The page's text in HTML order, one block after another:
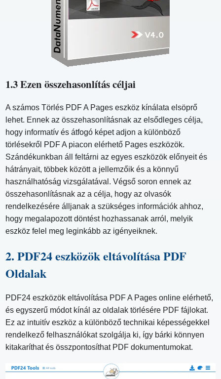
1.3 Ezen összehasonlítás céljai
A számos Törlés PDF A Pages eszköz kínálata elsöprő
lehet. Ennek az összehasonlításnak az elsődleges célja,
hogy informatív és átfogó képet adjon a különböző
törlésekről PDF A piacon elérhető Pages eszközök.
Szándékunkban áll feltárni az egyes eszközök előnyeit és
hátrányait, többek között a jellemzőik és a könnyű
használhatóság vizsgálatával. Végső soron ennek az
összehasonlításnak az a célja, hogy az olvasók
rendelkezésére álljanak a szükséges információk ahhoz,
hogy megalapozott döntést hozhassanak arról, melyik
eszköz felel meg leginkább az igényeiknek.
2. PDF24 eszközök eltávolítása PDF
Oldalak
PDF24 eszközök eltávolítása PDF A Pages online elérhető,
és egyszerű módot kínál az oldalak törlésére PDF fájlokat.
Ez az intuitív eszköz a különböző technikai képességekkel
rendelkező felhasználókat szolgálja ki, így bárki könnyen
kitakaríthat és összpontosíthat PDF dokumentumokat.